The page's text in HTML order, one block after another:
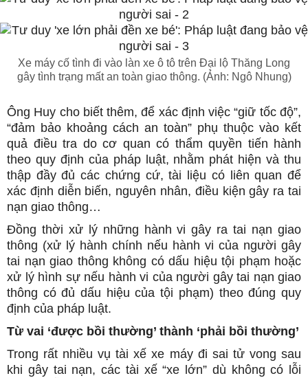
Xe máy cố tình đi vào làn xe ô tô trên Đại lộ Thăng Long
gây tình trạng mất an toàn giao thông. (Ảnh: Ngô Nhung)
Ông Huy cho biết thêm, để xác định việc “giữ tốc độ”,
“đảm bảo khoảng cách an toàn” phụ thuộc vào kết
quả điều tra do cơ quan có thẩm quyền tiến hành
theo quy định của pháp luật, nhằm phát hiện và thu
thập đầy đủ các chứng cứ, tài liệu có liên quan để
xác định diễn biến, nguyên nhân, điều kiện gây ra tai
nạn giao thông…
Đồng thời xử lý những hành vi gây ra tai nạn giao
thông (xử lý hành chính nếu hành vi của người gây
tai nạn giao thông không có dấu hiệu tội phạm hoặc
xử lý hình sự nếu hành vi của người gây tai nạn giao
thông có đủ dấu hiệu của tội phạm) theo đúng quy
định của pháp luật.
Từ vai ‘được bồi thường’ thành ‘phải bồi thường’
Trong rất nhiều vụ tài xế xe máy đi sai tử vong sau
khi gây tai nạn, các tài xế “xe lớn” dù không có lỗi